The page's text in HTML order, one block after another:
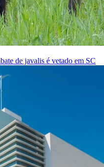
de javalis é vetado em SC